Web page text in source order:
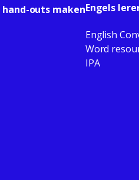
outs makenEngels
English
Word
IPA